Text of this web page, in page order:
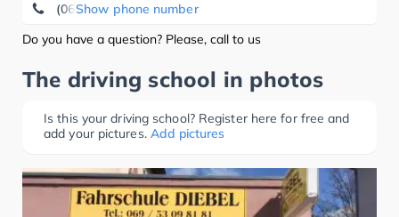
Show phone number
(069) 53 09 81 81
Do you have a question? Please, call to us
The driving school in photos
Is this your driving school? Register here for free and
add your pictures. Add pictures